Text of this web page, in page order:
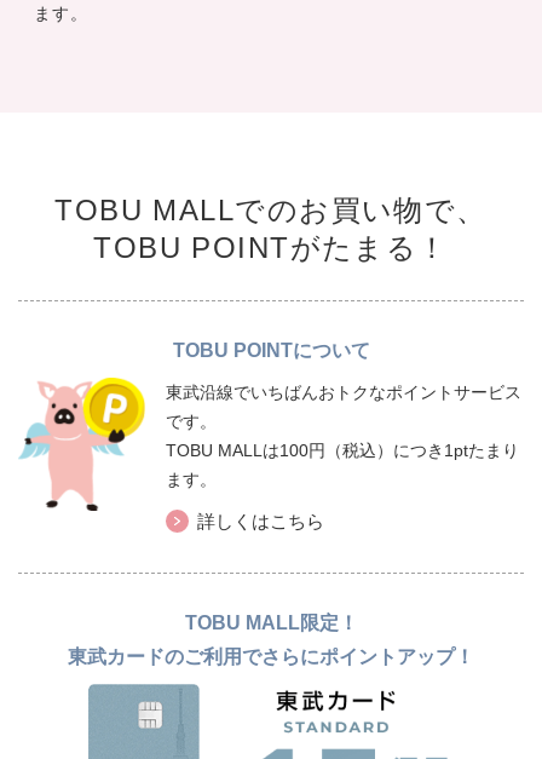
ます。
TOBU MALLでのお買い物で、
TOBU POINTがたまる！
TOBU POINTについて
東武沿線でいちばんおトクなポイントサービス
です。
TOBU MALLは100円（税込）につき1ptたまり
ます。
詳しくはこちら
TOBU MALL限定！
東武カードのご利用でさらにポイントアップ！